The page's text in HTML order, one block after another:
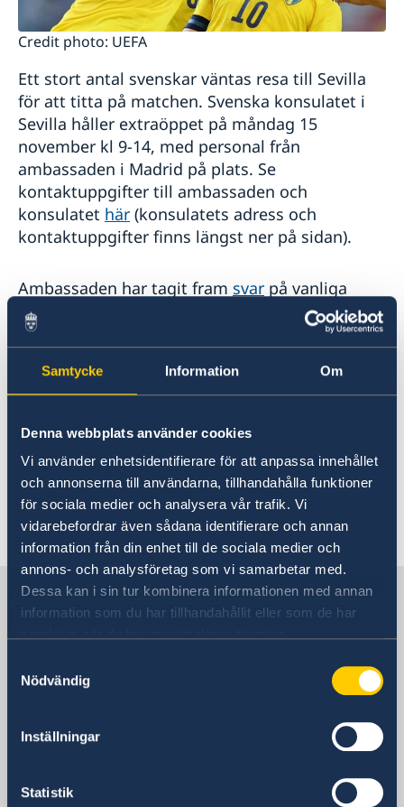
Samtycke Information Om
Denna webbplats använder cookies
Vi använder enhetsidentifierare för att anpassa innehållet
och annonserna till användarna, tillhandahålla funktioner
för sociala medier och analysera vår trafik. Vi
vidarebefordrar även sådana identifierare och annan
information från din enhet till de sociala medier och
annons- och analysföretag som vi samarbetar med.
Dessa kan i sin tur kombinera informationen med annan
information som du har tillhandahållit eller som de har
Nödvändig
Inställningar
Statistik
Credit photo: UEFA
Ett stort antal svenskar väntas resa till Sevilla
för att titta på matchen. Svenska konsulatet i
Sevilla håller extraöppet på måndag 15
november kl 9-14, med personal från
ambassaden i Madrid på plats. Se
kontaktuppgifter till ambassaden och
konsulatet här (konsulatets adress och
kontaktuppgifter finns längst ner på sidan).
Ambassaden har tagit fram svar på vanliga
frågor med anledning av Covid-19 i Spanien.
För mer information rekommenderas
UD Resklar-appen
covid-19 med reseinformation.
Credits foto: UEFA
Senast uppdaterad 11 nov. 2021, 12.27
Sverige i Spanien
Besöksadress
Madrid
Embajada de Suecia